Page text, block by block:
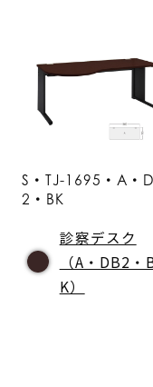
S・TJ-1695・A・
2・BK
診察デスク
（A・DB2・
K）